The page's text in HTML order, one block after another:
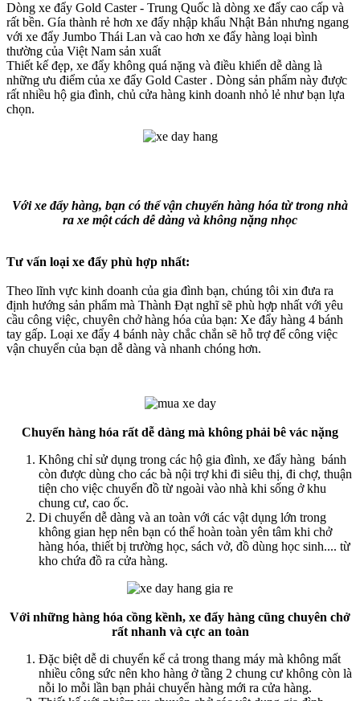
Dòng xe đẩy Gold Caster - Trung Quốc là dòng xe đẩy cao cấp và
rất bền. Gía thành rẻ hơn xe đẩy nhập khẩu Nhật Bản nhưng ngang
với xe đẩy Jumbo Thái Lan và cao hơn xe đẩy hàng loại bình
thường của Việt Nam sản xuất
Thiết kế đẹp, xe đẩy không quá nặng và điều khiển dễ dàng là
những ưu điểm của xe đẩy Gold Caster . Dòng sản phẩm này được
rất nhiều hộ gia đình, chủ cửa hàng kinh doanh nhỏ lẻ như bạn lựa
chọn.
Với xe đẩy hàng, bạn có thể vận chuyển hàng hóa từ trong nhà
ra xe một cách dễ dàng và không nặng nhọc
Tư vấn loại xe đẩy phù hợp nhất:
Theo lĩnh vực kinh doanh của gia đình bạn, chúng tôi xin đưa ra
định hướng sản phẩm mà Thành Đạt nghĩ sẽ phù hợp nhất với yêu
cầu công việc, chuyên chở hàng hóa của bạn: Xe đẩy hàng 4 bánh
tay gấp. Loại xe đẩy 4 bánh này chắc chắn sẽ hỗ trợ để công việc
vận chuyển của bạn dễ dàng và nhanh chóng hơn.
Chuyển hàng hóa rất dễ dàng mà không phải bê vác nặng
Không chỉ sử dụng trong các hộ gia đình, xe đẩy hàng bánh
còn được dùng cho các bà nội trợ khi đi siêu thị, đi chợ, thuận
tiện cho việc chuyển đồ từ ngoài vào nhà khi sống ở khu
chung cư, cao ốc.
Di chuyển dễ dàng và an toàn với các vật dụng lớn trong
không gian hẹp nên bạn có thể hoàn toàn yên tâm khi chở
hàng hóa, thiết bị trường học, sách vở, đồ dùng học sinh.... từ
kho chứa đồ ra cửa hàng.
Với những hàng hóa cồng kềnh, xe đẩy hàng cũng chuyên chở
rất nhanh và cực an toàn
Đặc biệt dễ di chuyển kể cả trong thang máy mà không mất
nhiều công sức nên kho hàng ở tầng 2 chung cư không còn là
nỗi lo mỗi lần bạn phải chuyển hàng mới ra cửa hàng.